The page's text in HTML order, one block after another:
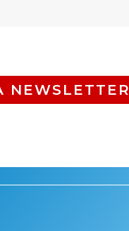
NEWSLETTER